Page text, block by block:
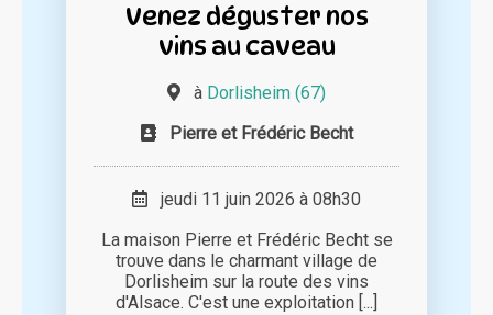
Venez déguster nos
vins au caveau
à Dorlisheim (67)
Pierre et Frédéric Becht
jeudi 11 juin 2026 à 08h30
La maison Pierre et Frédéric Becht se
trouve dans le charmant village de
Dorlisheim sur la route des vins
d'Alsace. C'est une exploitation [...]